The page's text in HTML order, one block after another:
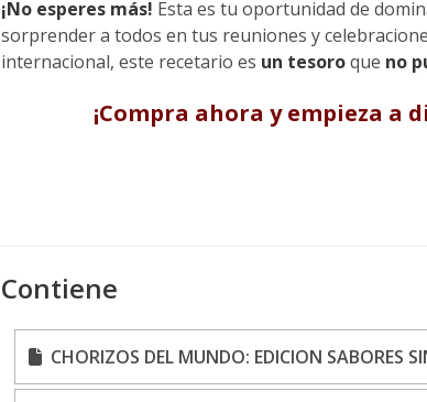
¡No esperes más! Esta es tu oportunidad de
sorprender a todos en tus reuniones y
internacional, este recetario es un tesoroque no
¡Compra ahora y empieza a
Contiene
CHORIZOS DEL MUNDO: EDICION SABORES